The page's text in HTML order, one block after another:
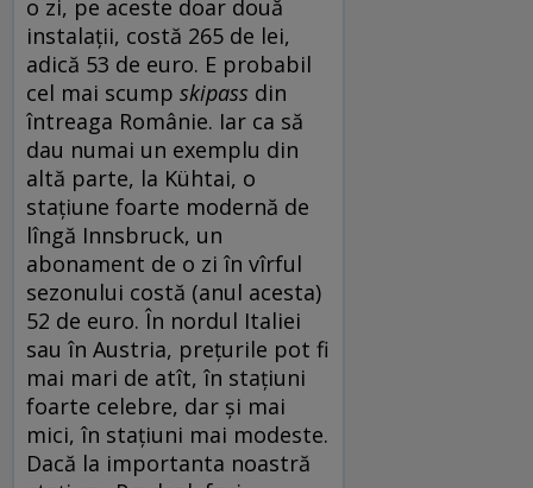
o zi, pe aceste doar două
instalații, costă 265 de lei,
adică 53 de euro. E probabil
cel mai scump skipass din
întreaga Românie. Iar ca să
dau numai un exemplu din
altă parte, la Kühtai, o
stațiune foarte modernă de
lîngă Innsbruck, un
abonament de o zi în vîrful
sezonului costă (anul acesta)
52 de euro. În nordul Italiei
sau în Austria, prețurile pot fi
mai mari de atît, în stațiuni
foarte celebre, dar și mai
mici, în stațiuni mai modeste.
Dacă la importanta noastră